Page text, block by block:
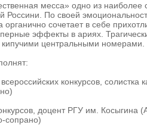
месса» одно из наиболее
Россини. По своей
сочетает в себе
эффекты в ариях.
центральными номерами.
конкурсов, солистка
доцент РГУ им. Косыгина
сопрано)